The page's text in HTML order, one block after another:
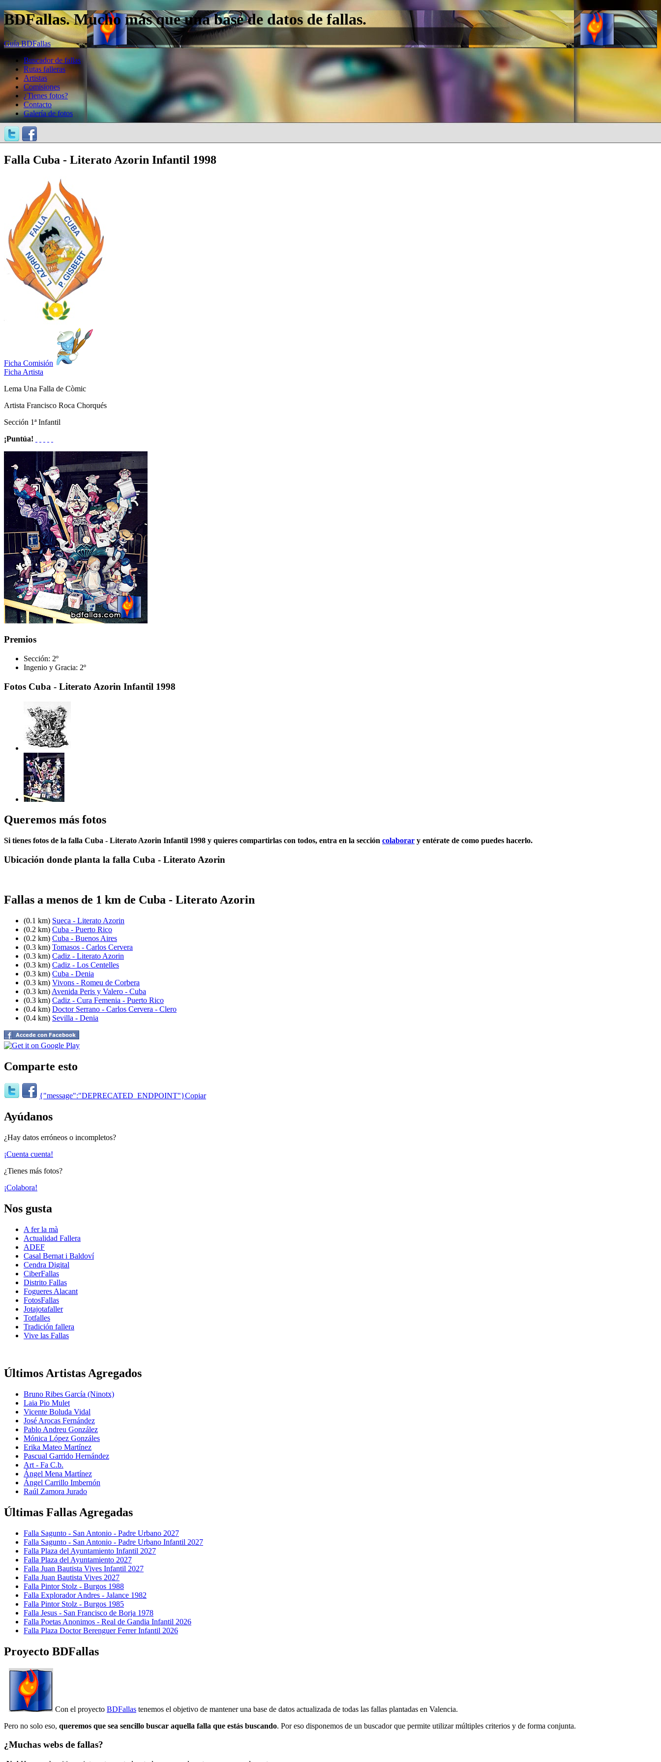
BDFallas. Mucho más que una base de datos de fallas.
Guía BDFallas
Buscador de fallas
Rutas falleras
Artistas
Comisiones
¿Tienes fotos?
Contacto
Galería de fotos
Falla Cuba - Literato Azorin Infantil 1998
Ficha Comisión
Ficha Artista
Lema Una Falla de Còmic
Artista Francisco Roca Chorqués
Sección 1ª Infantil
¡Puntúa!
Premios
Sección: 2º
Ingenio y Gracia: 2º
Fotos Cuba - Literato Azorin Infantil 1998
Queremos más fotos
Si tienes fotos de la falla Cuba - Literato Azorin Infantil 1998 y quieres compartirlas con todos, entra en la sección colaborar y entérate de como puedes hacerlo.
Ubicación donde planta la falla Cuba - Literato Azorin
Fallas a menos de 1 km de Cuba - Literato Azorin
(0.1 km) Sueca - Literato Azorin
(0.2 km) Cuba - Puerto Rico
(0.2 km) Cuba - Buenos Aires
(0.3 km) Tomasos - Carlos Cervera
(0.3 km) Cadiz - Literato Azorin
(0.3 km) Cadiz - Los Centelles
(0.3 km) Cuba - Denia
(0.3 km) Vivons - Romeu de Corbera
(0.3 km) Avenida Peris y Valero - Cuba
(0.3 km) Cadiz - Cura Femenia - Puerto Rico
(0.4 km) Doctor Serrano - Carlos Cervera - Clero
(0.4 km) Sevilla - Denia
Comparte esto
{"message":"DEPRECATED_ENDPOINT"}Copiar
Ayúdanos
¿Hay datos erróneos o incompletos?
¡Cuenta cuenta!
¿Tienes más fotos?
¡Colabora!
Nos gusta
A fer la mà
Actualidad Fallera
ADEF
Casal Bernat i Baldoví
Cendra Digital
CiberFallas
Distrito Fallas
Fogueres Alacant
FotosFallas
Jotajotafaller
Totfalles
Tradición fallera
Vive las Fallas
Últimos Artistas Agregados
Bruno Ribes García (Ninotx)
Laia Pio Mulet
Vicente Boluda Vidal
José Arocas Fernández
Pablo Andreu González
Mónica López Gonzáles
Erika Mateo Martínez
Pascual Garrido Hernández
Art - Fa C.b.
Ángel Mena Martínez
Ángel Carrillo Imbernón
Raúl Zamora Jurado
Últimas Fallas Agregadas
Falla Sagunto - San Antonio - Padre Urbano 2027
Falla Sagunto - San Antonio - Padre Urbano Infantil 2027
Falla Plaza del Ayuntamiento Infantil 2027
Falla Plaza del Ayuntamiento 2027
Falla Juan Bautista Vives Infantil 2027
Falla Juan Bautista Vives 2027
Falla Pintor Stolz - Burgos 1988
Falla Explorador Andres - Jalance 1982
Falla Pintor Stolz - Burgos 1985
Falla Jesus - San Francisco de Borja 1978
Falla Poetas Anonimos - Real de Gandia Infantil 2026
Falla Plaza Doctor Berenguer Ferrer Infantil 2026
Proyecto BDFallas
Con el proyecto BDFallas tenemos el objetivo de mantener una base de datos actualizada de todas las fallas plantadas en Valencia.
Pero no solo eso, queremos que sea sencillo buscar aquella falla que estás buscando. Por eso disponemos de un buscador que permite utilizar múltiples criterios y de forma conjunta.
¿Muchas webs de fallas?